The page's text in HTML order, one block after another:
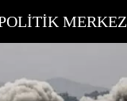
MERKEZ